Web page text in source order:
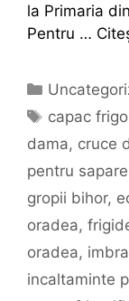
la Primaria
Pentru …
Categorii
Etichete
capac
dama, cruce
pentru
gropii bihor,
oradea,
oradea,
incaltaminte